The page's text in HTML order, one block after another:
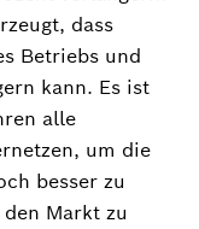
dass
Betriebs und
kann. Es ist
alle
um die
besser zu
Markt zu